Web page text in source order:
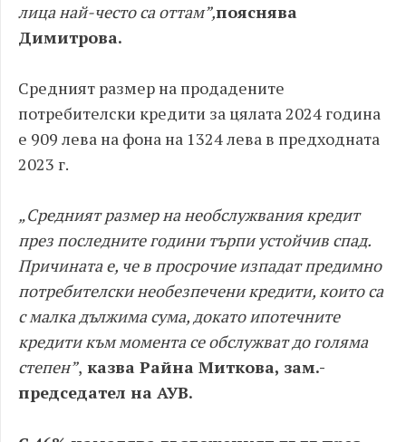
лица най-често са оттам”,пояснява
Димитрова.
Средният размер на продадените
потребителски кредити за цялата 2024 година
е 909 лева на фона на 1324 лева в предходната
2023 г.
„Средният размер на необслужвания кредит
през последните години търпи устойчив спад.
Причината е, че в просрочие изпадат предимно
потребителски необезпечени кредити, които са
с малка дължима сума, докато ипотечните
кредити към момента се обслужват до голяма
степен”, казва Райна Миткова, зам.-
председател на АУВ.